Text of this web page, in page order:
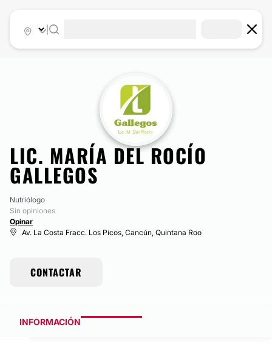
LIC. MARÍA DEL ROCÍO
GALLEGOS
Nutriólogo
Sin opiniones
Opinar
Av. La Costa Fracc. Los Picos, Cancún, Quintana Roo
CONTACTAR
INFORMACIÓN